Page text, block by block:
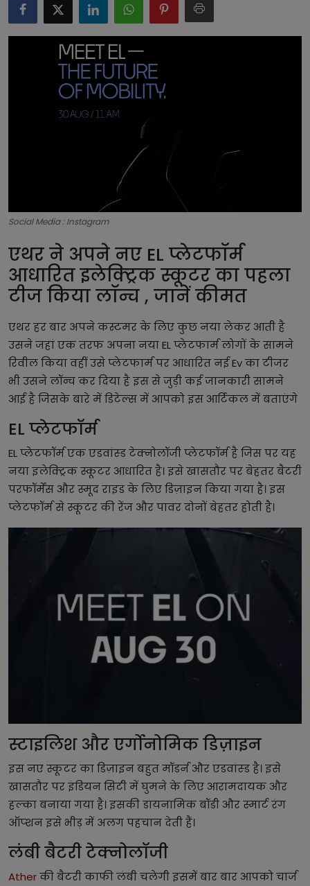
टेक्नोलॉजी
लाइफस्टाइल
Social Media : Instagram
एथर ने अपने नए EL प्लेटफॉर्म
आधारित इलेक्ट्रिक स्कूटर का पहला
टीज किया लॉन्च , जानें कीमत
एथर हर बार अपने कस्टमर के लिए कुछ नया लेकर आती है
उसने जहां एक तरफ अपना नया EL प्लेटफार्म लोगों के सामने
रिवील किया वहीं उसे प्लेटफार्म पर आधारित नई Ev का टीजर
भी उसने लॉन्च कर दिया है इस से जुड़ी कई जानकारी सामने
आई है जिसके बारे में डिटेल्स में आपको इस आर्टिकल में बताएंगे
EL प्लेटफॉर्म
EL प्लेटफॉर्म एक एडवांस्ड टेक्नोलॉजी प्लेटफॉर्म है जिस पर यह
नया इलेक्ट्रिक स्कूटर आधारित है। इसे खासतौर पर बेहतर बैटरी
परफॉर्मेंस और स्मूद राइड के लिए डिज़ाइन किया गया है। इस
प्लेटफॉर्म से स्कूटर की रेंज और पावर दोनों बेहतर होती है।
स्टाइलिश और एर्गोनोमिक डिज़ाइन
इस नए स्कूटर का डिज़ाइन बहुत मॉडर्न और एडवांस्ड है। इसे
खासतौर पर इंडियन सिटी में घुमने के लिए आरामदायक और
हल्का बनाया गया है। इसकी डायनामिक बॉडी और स्मार्ट रंग
ऑप्शन इसे भीड़ में अलग पहचान देती हैं।
लंबी बैटरी टेक्नोलॉजी
Atherकी बैटरी काफी लंबी चलेगी इसमें बार बार आपको चार्ज